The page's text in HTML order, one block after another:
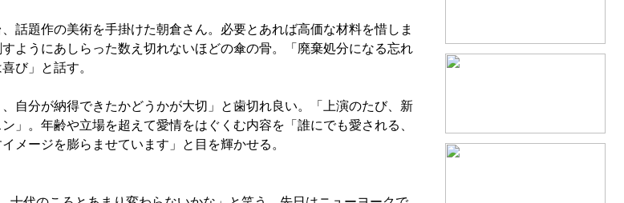
題作の美術を手掛けた朝倉さん。必要とあれば高価な材料を惜しま
ようにあしらった数え切れないほどの傘の骨。「廃棄処分になる忘れ
び」と話す。
自分が納得できたかどうかが大切」と歯切れ良い。「上演のたび、新
」。年齢や立場を超えて愛情をはぐくむ内容を「誰にでも愛される、
メージを膨らませています」と目を輝かせる。